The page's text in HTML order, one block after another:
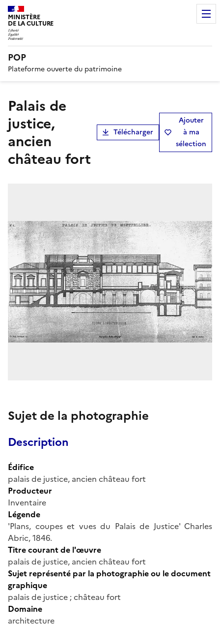
MINISTÈRE
DE LA CULTURE
POP
Plateforme ouverte du patrimoine
palais de
justice,
ancien
château fort
Télécharger
Ajouter
à ma
sélection
Sujet de la photographie
Description
Édifice
palais de justice, ancien château fort
Producteur
Inventaire
Légende
'Plans, coupes et vues du Palais de Justice' Charles
Abric, 1846.
Titre courant de l'œuvre
palais de justice, ancien château fort
Sujet représenté par la photographie ou le document
graphique
palais de justice ; château fort
Domaine
architecture